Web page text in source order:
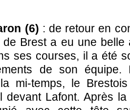
(6) : de retour en
Brest a eu une belle
ses courses, il a été
de son
mi-temps, le
devant Lafont. Après